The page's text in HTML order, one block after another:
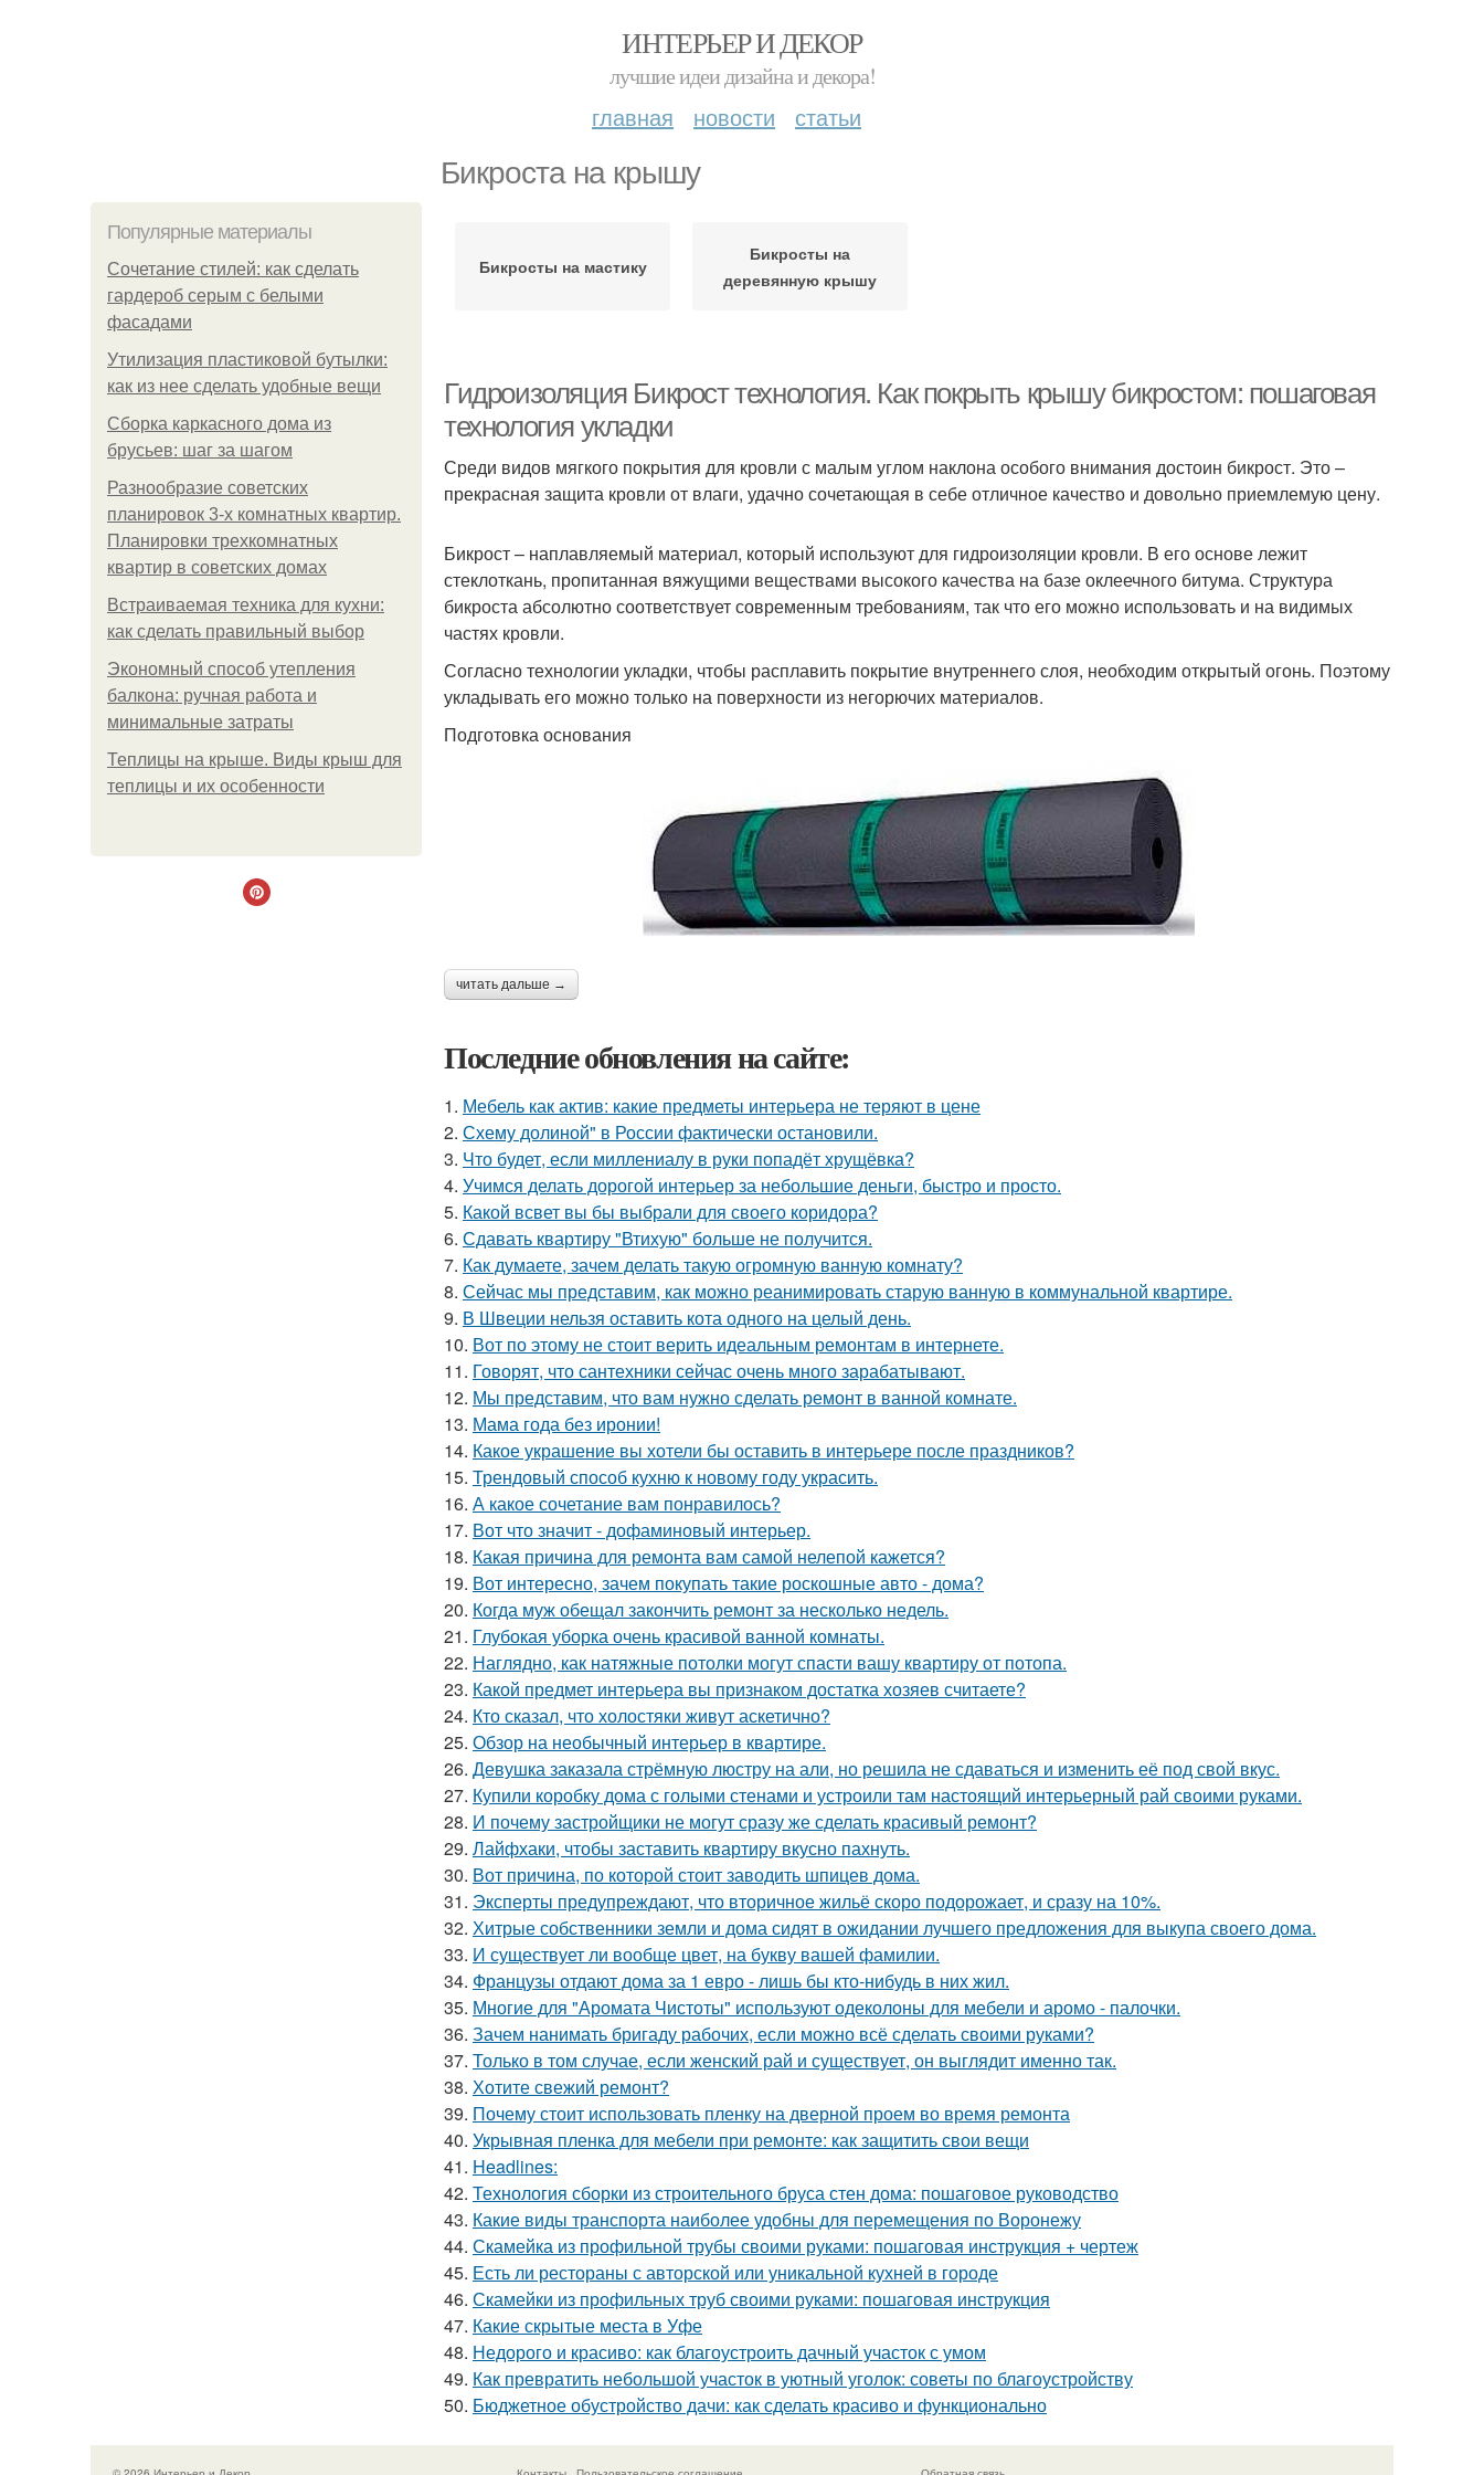
ИНТЕРЬЕР И ДЕКОР
лучшие идеи дизайна и декора!
главная новости статьи
Бикроста на крышу
Популярные материалы
Сочетание стилей: как сделать
гардероб серым с белыми
фасадами
Утилизация пластиковой бутылки:
как из нее сделать удобные вещи
Сборка каркасного дома из
брусьев: шаг за шагом
Разнообразие советских
планировок 3-х комнатных квартир.
Планировки трехкомнатных
квартир в советских домах
Встраиваемая техника для кухни:
как сделать правильный выбор
Экономный способ утепления
балкона: ручная работа и
минимальные затраты
Теплицы на крыше. Виды крыш для
теплицы и их особенности
Бикросты на мастику
Бикросты на
деревянную крышу
Гидроизоляция Бикрост технология. Как покрыть крышу бикростом: пошаговая
технология укладки
Среди видов мягкого покрытия для кровли с малым углом наклона особого внимания достоин бикрост. Это –
прекрасная защита кровли от влаги, удачно сочетающая в себе отличное качество и довольно приемлемую цену.
Бикрост – наплавляемый материал, который используют для гидроизоляции кровли. В его основе лежит
стеклоткань, пропитанная вяжущими веществами высокого качества на базе оклеечного битума. Структура
бикроста абсолютно соответствует современным требованиям, так что его можно использовать и на видимых
частях кровли.
Согласно технологии укладки, чтобы расплавить покрытие внутреннего слоя, необходим открытый огонь. Поэтому
укладывать его можно только на поверхности из негорючих материалов.
Подготовка основания
читать дальше →
Последние обновления на сайте:
1. Мебель как актив: какие предметы интерьера не теряют в цене
2. Схему долиной" в России фактически остановили.
3. Что будет, если миллениалу в руки попадёт хрущёвка?
4. Учимся делать дорогой интерьер за небольшие деньги, быстро и просто.
5. Какой всвет вы бы выбрали для своего коридора?
6. Сдавать квартиру "Втихую" больше не получится.
7. Как думаете, зачем делать такую огромную ванную комнату?
8. Сейчас мы представим, как можно реанимировать старую ванную в коммунальной квартире.
9. В Швеции нельзя оставить кота одного на целый день.
10. Вот по этому не стоит верить идеальным ремонтам в интернете.
11. Говорят, что сантехники сейчас очень много зарабатывают.
12. Мы представим, что вам нужно сделать ремонт в ванной комнате.
13. Мама года без иронии!
14. Какое украшение вы хотели бы оставить в интерьере после праздников?
15. Трендовый способ кухню к новому году украсить.
16. А какое сочетание вам понравилось?
17. Вот что значит - дофаминовый интерьер.
18. Какая причина для ремонта вам самой нелепой кажется?
19. Вот интересно, зачем покупать такие роскошные авто - дома?
20. Когда муж обещал закончить ремонт за несколько недель.
21. Глубокая уборка очень красивой ванной комнаты.
22. Наглядно, как натяжные потолки могут спасти вашу квартиру от потопа.
23. Какой предмет интерьера вы признаком достатка хозяев считаете?
24. Кто сказал, что холостяки живут аскетично?
25. Обзор на необычный интерьер в квартире.
26. Девушка заказала стрёмную люстру на али, но решила не сдаваться и изменить её под свой вкус.
27. Купили коробку дома с голыми стенами и устроили там настоящий интерьерный рай своими руками.
28. И почему застройщики не могут сразу же сделать красивый ремонт?
29. Лайфхаки, чтобы заставить квартиру вкусно пахнуть.
30. Вот причина, по которой стоит заводить шпицев дома.
31. Эксперты предупреждают, что вторичное жильё скоро подорожает, и сразу на 10%.
32. Хитрые собственники земли и дома сидят в ожидании лучшего предложения для выкупа своего дома.
33. И существует ли вообще цвет, на букву вашей фамилии.
34. Французы отдают дома за 1 евро - лишь бы кто-нибудь в них жил.
35. Многие для "Аромата Чистоты" используют одеколоны для мебели и аромо - палочки.
36. Зачем нанимать бригаду рабочих, если можно всё сделать своими руками?
37. Только в том случае, если женский рай и существует, он выглядит именно так.
38. Хотите свежий ремонт?
39. Почему стоит использовать пленку на дверной проем во время ремонта
40. Укрывная пленка для мебели при ремонте: как защитить свои вещи
41. Headlines:
42. Технология сборки из строительного бруса стен дома: пошаговое руководство
43. Какие виды транспорта наиболее удобны для перемещения по Воронежу
44. Скамейка из профильной трубы своими руками: пошаговая инструкция + чертеж
45. Есть ли рестораны с авторской или уникальной кухней в городе
46. Скамейки из профильных труб своими руками: пошаговая инструкция
47. Какие скрытые места в Уфе
48. Недорого и красиво: как благоустроить дачный участок с умом
49. Как превратить небольшой участок в уютный уголок: советы по благоустройству
50. Бюджетное обустройство дачи: как сделать красиво и функционально